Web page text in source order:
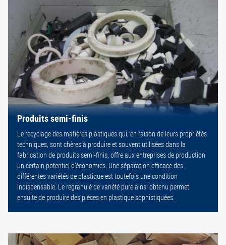
Produits semi-finis
Le recyclage des matières plastiques qui, en raison de leurs propriétés
techniques, sont chères à produire et souvent utilisées dans la
fabrication de produits semi-finis, offre aux entreprises de production
un certain potentiel d’économies. Une séparation efficace des
différentes variétés de plastique est toutefois une condition
indispensable. Le regranulé de variété pure ainsi obtenu permet
ensuite de produire des pièces en plastique sophistiquées.